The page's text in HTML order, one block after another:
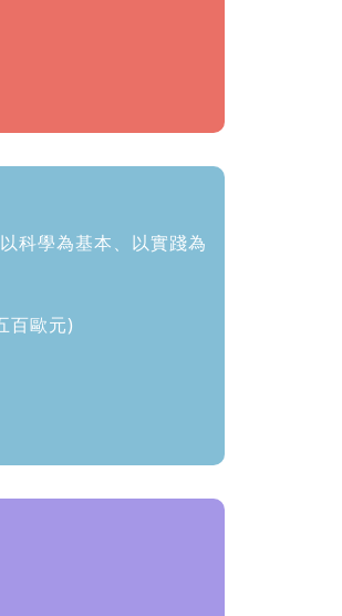
科學為基本、以實踐為
百歐元)